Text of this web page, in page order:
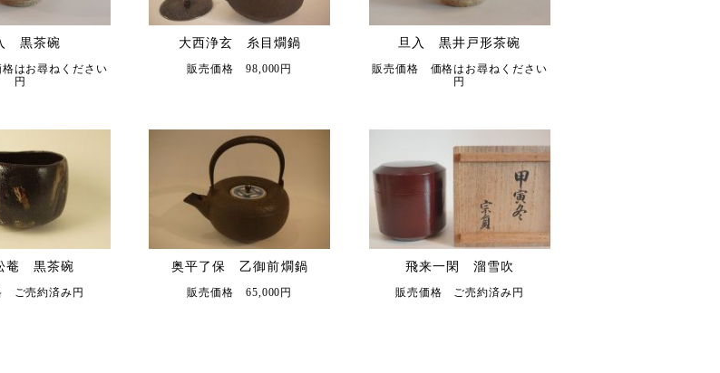
黒茶碗
はお尋ねください
円
大西浄玄 糸目燗鍋
販売価格 98,000円
旦入 黒井戸形茶碗
販売価格 価格はお尋ねください
円
菴 黒茶碗
ご売約済み円
奥平了保 乙御前燗鍋
販売価格 65,000円
飛来一閑 溜雪吹
販売価格 ご売約済み円